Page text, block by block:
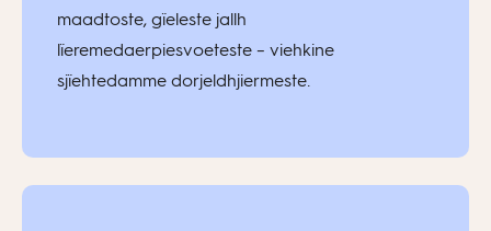
maadtoste, gïeleste jallh
lïeremedaerpiesvoeteste – viehkine
sjïehtedamme dorjeldhjiermeste.